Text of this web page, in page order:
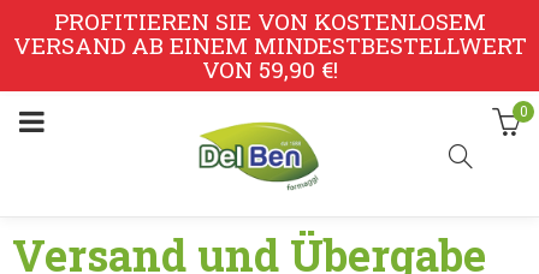
PROFITIEREN SIE VON KOSTENLOSEM
VERSAND AB EINEM MINDESTBESTELLWERT
VON 59,90 €!
0
Versand und Übergabe